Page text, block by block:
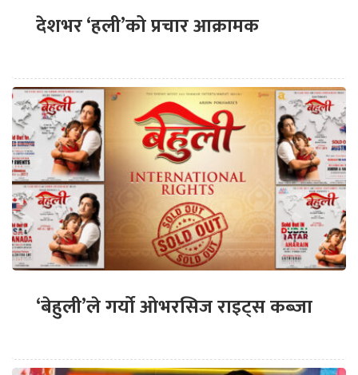
देशभर ‘हली’को प्रचार आक्रामक
‘बेहुली’ले गर्यो ओभरसिज राइट्स कब्जा